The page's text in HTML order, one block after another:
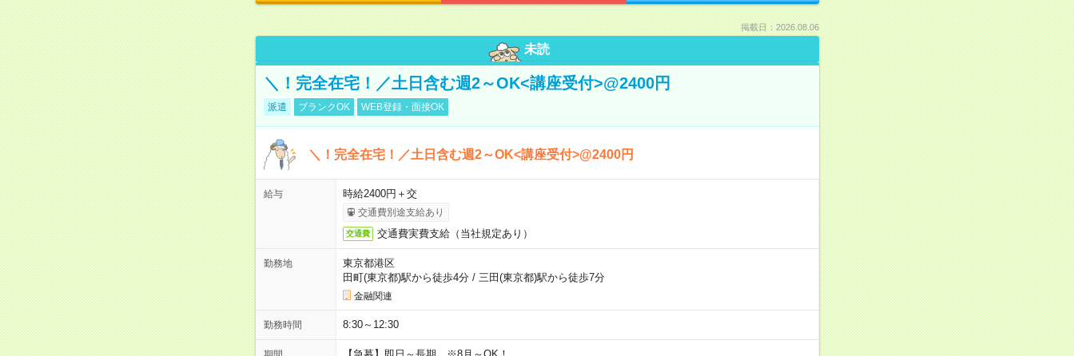
掲載日：2026.08.06
未読
＼！完全在宅！／土日含む週2～OK<講座受付>@2400円
派遣 ブランクOK WEB登録・面接OK
＼！完全在宅！／土日含む週2～OK<講座受付>@2400円
給与 時給2400円＋交
交通費別途支給あり
交通費 交通費実費支給（当社規定あり）
勤務地
東京都港区
田町(東京都)駅から徒歩4分/ 三田(東京都)駅から徒歩7分
金融関連
勤務時間 8:30～12:30